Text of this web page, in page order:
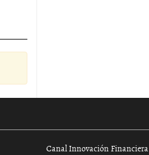
Canal Innovación Financiera